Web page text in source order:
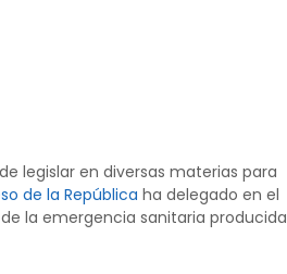
legislar en diversas materias para
de la República ha delegado en el
la emergencia sanitaria producida